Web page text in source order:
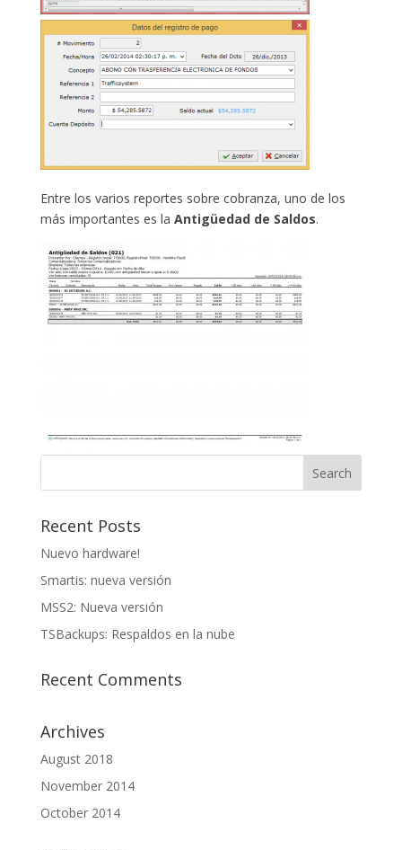
Entre los varios reportes sobre cobranza, uno de los
más importantes es la Antigüedad de Saldos.
Recent Posts
Nuevo hardware!
Smartis: nueva versión
MSS2: Nueva versión
TSBackups: Respaldos en la nube
Recent Comments
Archives
August 2018
November 2014
October 2014